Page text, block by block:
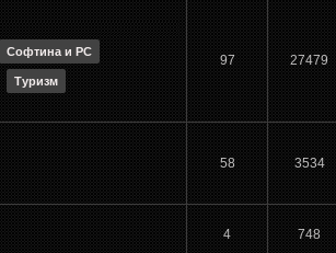
Софтина и РС
Туризм
97 27479
58 3534
4 748